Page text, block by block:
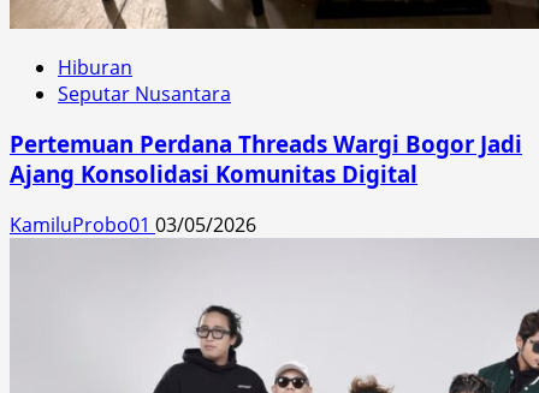
Hiburan
Seputar Nusantara
Pertemuan Perdana Threads Wargi Bogor Jadi
Ajang Konsolidasi Komunitas Digital
KamiluProbo01 03/05/2026